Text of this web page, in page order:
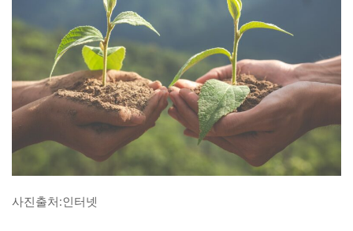
사진출처:인터넷